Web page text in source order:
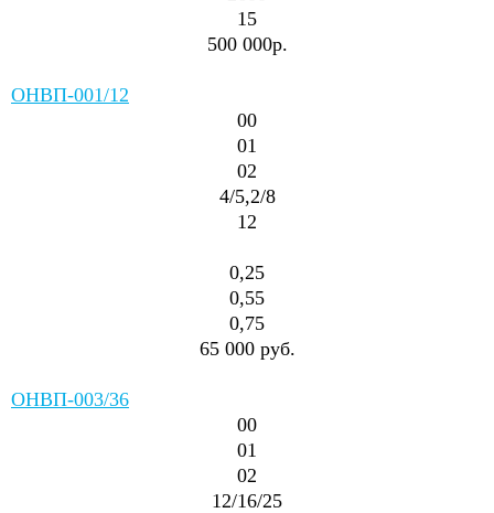
15
500 000р.
ОНВП-001/12
00
01
02
4/5,2/8
12
0,25
0,55
0,75
65 000 руб.
ОНВП-003/36
00
01
02
12/16/25